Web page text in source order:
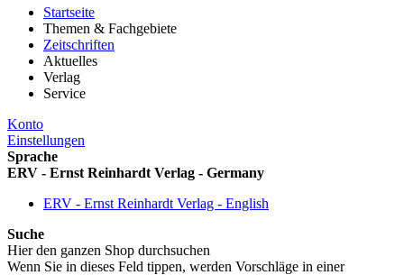
Startseite
Themen & Fachgebiete
Zeitschriften
Aktuelles
Verlag
Service
Konto
Einstellungen
Sprache
ERV - Ernst Reinhardt Verlag - Germany
ERV - Ernst Reinhardt Verlag - English
Suche
Hier den ganzen Shop durchsuchen
Wenn Sie in dieses Feld tippen, werden Vorschläge in einer